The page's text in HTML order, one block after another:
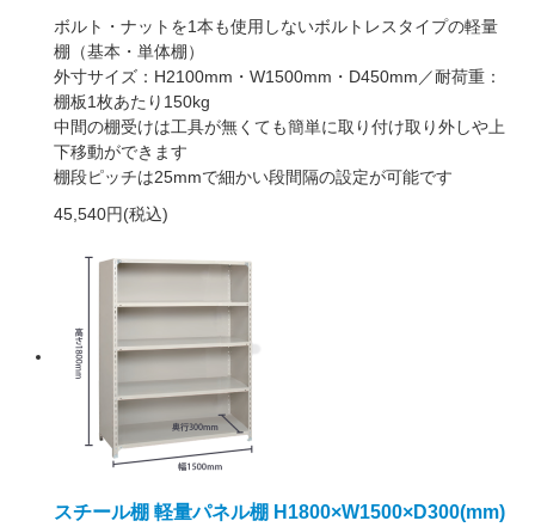
ボルト・ナットを1本も使用しないボルトレスタイプの軽量
棚（基本・単体棚）
外寸サイズ：H2100mm・W1500mm・D450mm／耐荷重：
棚板1枚あたり150kg
中間の棚受けは工具が無くても簡単に取り付け取り外しや上
下移動ができます
棚段ピッチは25mmで細かい段間隔の設定が可能です
45,540円(税込)
スチール棚 軽量パネル棚 H1800×W1500×D300(mm)